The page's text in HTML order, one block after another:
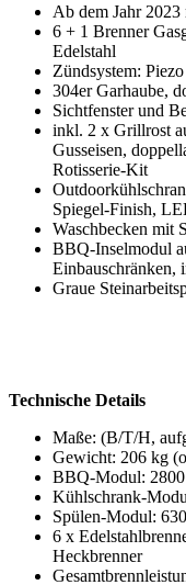
Ab dem Jahr
6 + 1 Brenner
Edelstahl
Zündsystem: Piezo
304er Garhaube,
Sichtfenster und
inkl. 2 x Grillrost
Gusseisen,
Rotisserie-Kit
Spiegel-Finish,
Waschbecken mit
BBQ-Inselmodul
Einbauschränken,
Graue
Technische Details
Maße: (B/T/H,
Gewicht: 206 kg
BBQ-Modul:
Kühlschrank-
Spülen-Modul:
6 x
Heckbrenner